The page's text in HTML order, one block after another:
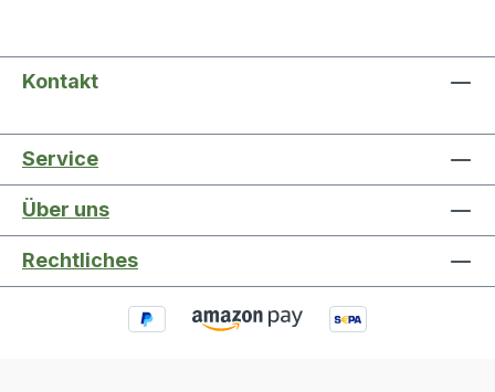
Kontakt
Service
Über uns
Rechtliches